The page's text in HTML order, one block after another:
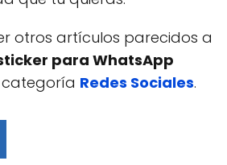
otros artículos parecidos a
para WhatsApp
categoría Redes Sociales.